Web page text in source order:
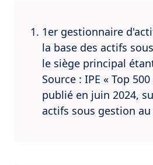
1er gestionnaire
la base des actifs
le siège principal
Source : IPE « Top
publié en juin 2024,
actifs sous gestion